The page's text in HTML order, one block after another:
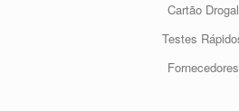
Cartão Drogal
Testes
Fornecedores